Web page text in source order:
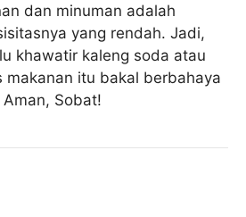
dan minuman adalah
yang rendah. Jadi,
khawatir kaleng soda atau
makanan itu bakal berbahaya
Sobat!